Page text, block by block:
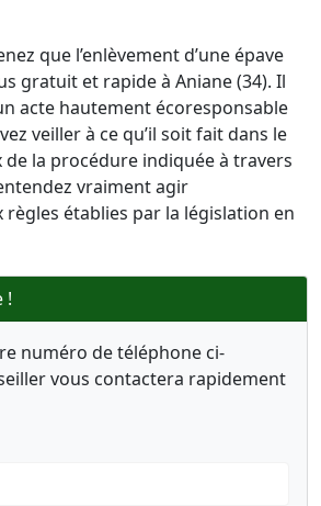
que l’enlèvement d’une épave
gratuit et rapide à Aniane (34). Il
acte hautement écoresponsable
veiller à ce qu’il soit fait dans le
la procédure indiquée à travers
vraiment agir
établies par la législation en
!
numéro de téléphone ci-
vous contactera rapidement